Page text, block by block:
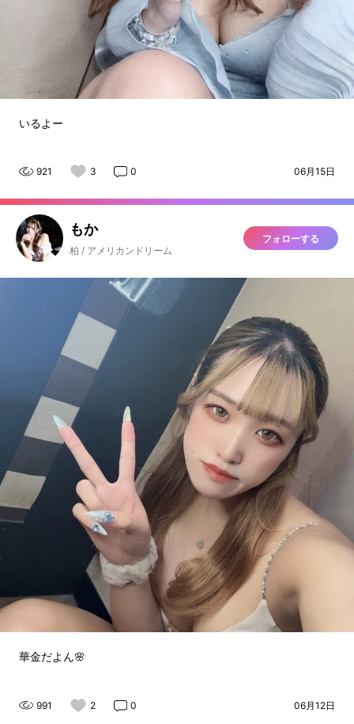
いるよー
921 3 0 06月15日
もか
柏 / アメリカンドリーム
フォローする
華金だよん🌸
991 2 0 06月12日